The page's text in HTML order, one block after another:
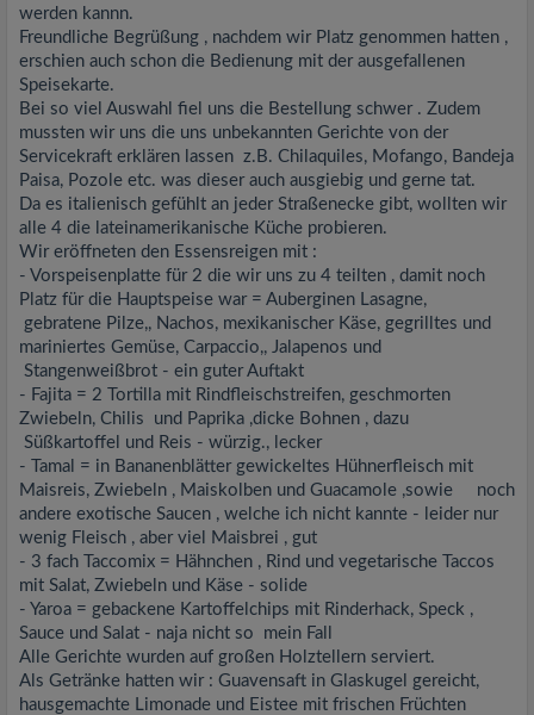
werden kannn.
Freundliche Begrüßung , nachdem wir Platz genommen hatten ,
erschien auch schon die Bedienung mit der ausgefallenen
Speisekarte.
Bei so viel Auswahl fiel uns die Bestellung schwer . Zudem
mussten wir uns die uns unbekannten Gerichte von der
Servicekraft erklären lassen z.B. Chilaquiles, Mofango, Bandeja
Paisa, Pozole etc. was dieser auch ausgiebig und gerne tat.
Da es italienisch gefühlt an jeder Straßenecke gibt, wollten wir
alle 4 die lateinamerikanische Küche probieren.
Wir eröffneten den Essensreigen mit :
- Vorspeisenplatte für 2 die wir uns zu 4 teilten , damit noch
Platz für die Hauptspeise war = Auberginen Lasagne,
gebratene Pilze,, Nachos, mexikanischer Käse, gegrilltes und
mariniertes Gemüse, Carpaccio,, Jalapenos und
Stangenweißbrot - ein guter Auftakt
- Fajita = 2 Tortilla mit Rindfleischstreifen, geschmorten
Zwiebeln, Chilis und Paprika ,dicke Bohnen , dazu
Süßkartoffel und Reis - würzig., lecker
- Tamal = in Bananenblätter gewickeltes Hühnerfleisch mit
Maisreis, Zwiebeln , Maiskolben und Guacamole ,sowie noch
andere exotische Saucen , welche ich nicht kannte - leider nur
wenig Fleisch , aber viel Maisbrei , gut
- 3 fach Taccomix = Hähnchen , Rind und vegetarische Taccos
mit Salat, Zwiebeln und Käse - solide
- Yaroa = gebackene Kartoffelchips mit Rinderhack, Speck ,
Sauce und Salat - naja nicht so mein Fall
Alle Gerichte wurden auf großen Holztellern serviert.
Als Getränke hatten wir : Guavensaft in Glaskugel gereicht,
hausgemachte Limonade und Eistee mit frischen Früchten